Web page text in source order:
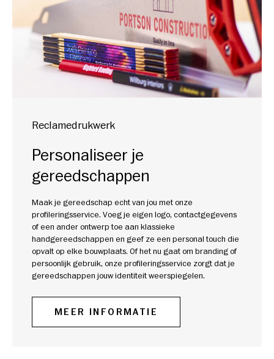
Reclamedrukwerk
Personaliseer je
gereedschappen
Maak je gereedschap echt van jou met onze
profileringsservice. Voeg je eigen logo, contactgegevens
of een ander ontwerp toe aan klassieke
handgereedschappen en geef ze een personal touch die
opvalt op elke bouwplaats. Of het nu gaat om branding of
persoonlijk gebruik, onze profileringsservice zorgt dat je
gereedschappen jouw identiteit weerspiegelen.
MEER INFORMATIE